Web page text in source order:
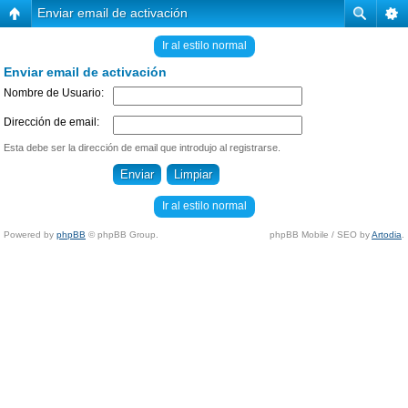
Enviar email de activación
Ir al estilo normal
Enviar email de activación
Nombre de Usuario:
Dirección de email:
Esta debe ser la dirección de email que introdujo al registrarse.
Ir al estilo normal
Powered by phpBB © phpBB Group. phpBB Mobile / SEO byArtodia